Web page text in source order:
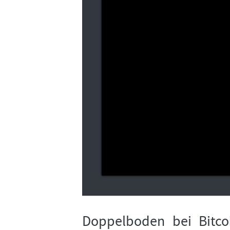
Doppelboden bei